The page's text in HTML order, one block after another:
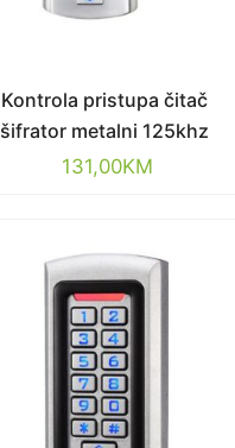
Kontrola pristupa čitač
šifrator metalni 125khz
131,00KM